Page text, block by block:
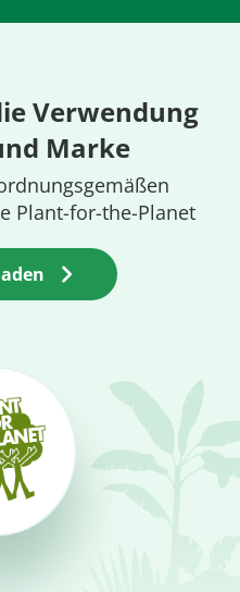
Verwendung
Marke
Plant-for-the-Planet